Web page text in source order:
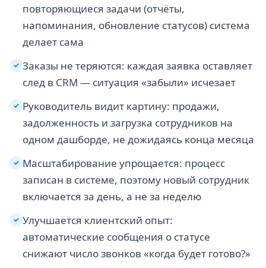
повторяющиеся задачи (отчёты,
напоминания, обновление статусов) система
делает сама
✓ Заказы не теряются: каждая заявка оставляет
след в CRM — ситуация «забыли» исчезает
✓ Руководитель видит картину: продажи,
задолженность и загрузка сотрудников на
одном дашборде, не дожидаясь конца месяца
✓ Масштабирование упрощается: процесс
записан в системе, поэтому новый сотрудник
включается за день, а не за неделю
✓ Улучшается клиентский опыт:
автоматические сообщения о статусе
снижают число звонков «когда будет готово?»